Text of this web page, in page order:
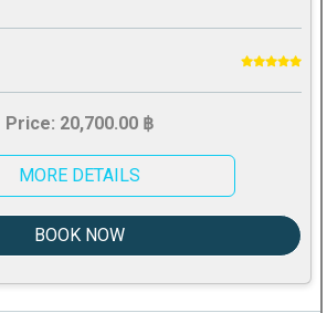
Price: 20,700.00 ฿
MORE DETAILS
BOOK NOW